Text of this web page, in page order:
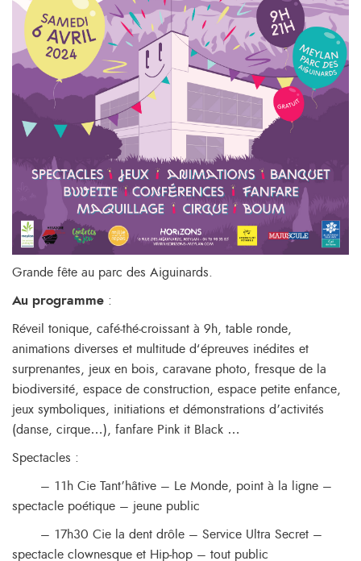
Grande fête au parc des Aiguinards.
Au programme :
Réveil tonique, café-thé-croissant à 9h, table ronde,
animations diverses et multitude d‘épreuves inédites et
surprenantes, jeux en bois, caravane photo, fresque de la
biodiversité, espace de construction, espace petite enfance,
jeux symboliques, initiations et démonstrations d’activités
(danse, cirque…), fanfare Pink it Black …
Spectacles :
– 11h Cie Tant’hâtive – Le Monde, point à la ligne –
spectacle poétique – jeune public
– 17h30 Cie la dent drôle – Service Ultra Secret –
spectacle clownesque et Hip-hop – tout public